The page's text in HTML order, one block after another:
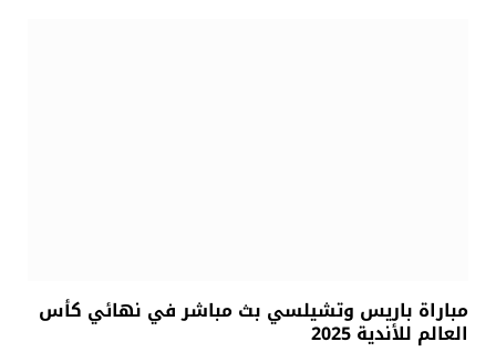
مباراة باريس وتشيلسي بث مباشر في نهائي كأس
العالم للأندية 2025